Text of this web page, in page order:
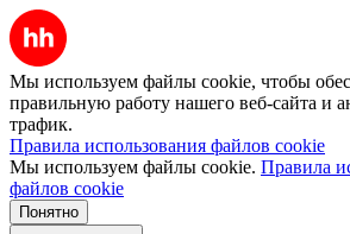
Мы используем файлы cookie, чтобы
правильную работу нашего веб-сайта и
трафик.
Правила использования файлов cookie
Мы используем файлы cookie. Правила
файлов cookie
Понятно